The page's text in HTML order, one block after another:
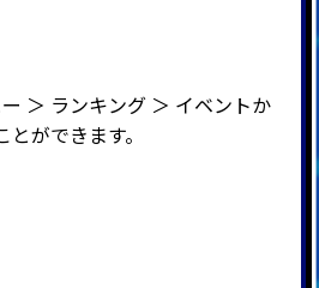
＞ ランキング ＞ イベントか
ができます。